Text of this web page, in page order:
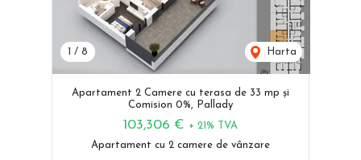
1 / 8 Harta
Apartament 2 Camere cu terasa de 33 mp și
Comision 0%, Pallady
103,306 € + 21% TVA
Apartament cu 2 camere de vânzare